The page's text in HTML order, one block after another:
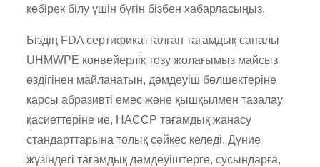
көбірек білу үшін бүгін бізбен хабарласыңыз.
Біздің FDA сертификатталған тағамдық сапалы
UHMWPE конвейерлік тозу жолағымыз майсыз
өздігінен майланатын, дәмдеуіш бөлшектеріне
қарсы абразивті емес және қышқылмен тазалау
қасиеттеріне ие, HACCP тағамдық жанасу
стандарттарына толық сәйкес келеді. Дүние
жүзіндегі тағамдық дәмдеуіштерге, сусындарға,